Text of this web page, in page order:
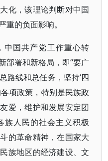
化，该理论判断对中国
重的负面影响。
中国共产党工作重心转
部署和新格局，即“要广
路线和总任务，坚持‘四
项政策，特别是民族政
爱，维护和发展安定团
族人民的社会主义积极
的革命精神，在国家大
族地区的经济建设、文